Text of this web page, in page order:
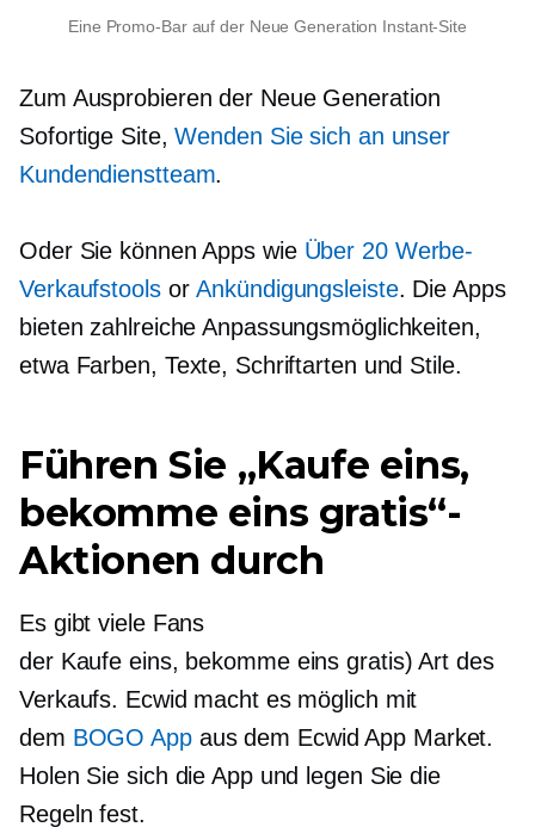
Eine Promo-Bar auf der Neue Generation Instant-Site
Zum Ausprobieren der Neue Generation
Sofortige Site,Wenden Sie sich an unser
Kundendienstteam.
Oder Sie können Apps wie Über 20 Werbe-
VerkaufstoolsorAnkündigungsleiste. Die Apps
bieten zahlreiche Anpassungsmöglichkeiten,
etwa Farben, Texte, Schriftarten und Stile.
Führen Sie „Kaufe eins,
bekomme eins gratis“-
Aktionen durch
Es gibt viele Fans
der Kaufe eins, bekomme eins gratis) Art des
Verkaufs. Ecwid macht es möglich mit
dem BOGO Appaus dem Ecwid App Market.
Holen Sie sich die App und legen Sie die
Regeln fest.